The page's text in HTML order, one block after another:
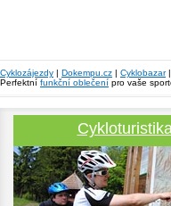
Cyklozájezdy | Dokempu.cz | Cyklobazar|
Perfektní funkční oblečení pro vaše